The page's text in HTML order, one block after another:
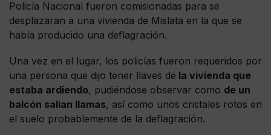
Policía Nacional fueron comisionadas para se
desplazaran a una vivienda de Mislata en la que se
había producido una deflagración.
Una vez en el lugar, los policías fueron requeridos por
una persona que dijo tener llaves de la vivienda que
estaba ardiendo, pudiéndose observar como de un
balcón salían llamas, así como unos cristales rotos en
el suelo probablemente de la deflagración.